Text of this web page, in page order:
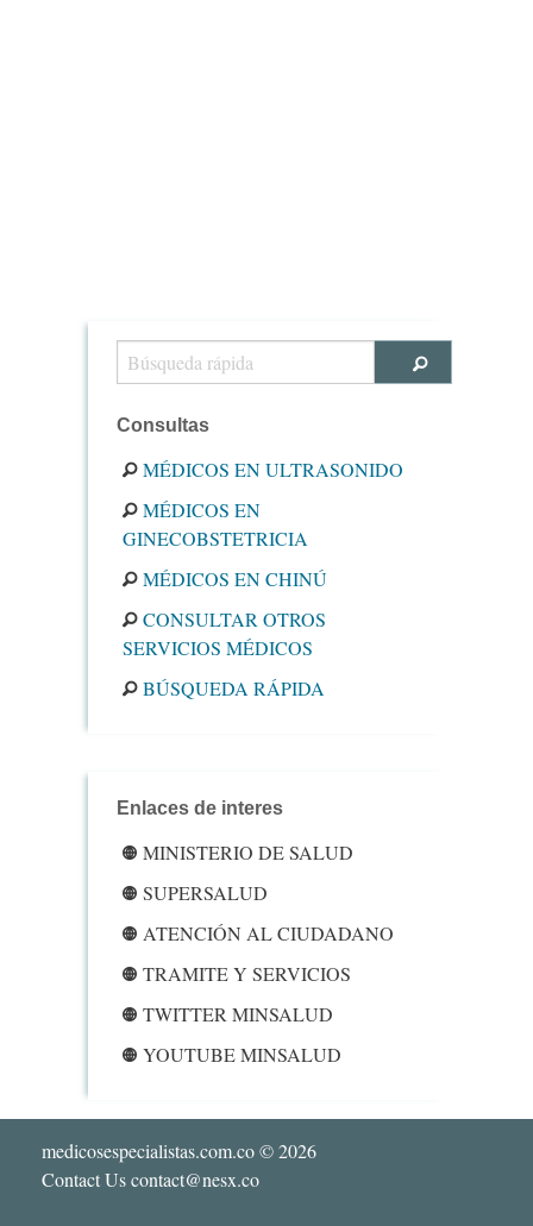
Consultas
MÉDICOS EN ULTRASONIDO
MÉDICOS EN
GINECOBSTETRICIA
MÉDICOS EN CHINÚ
CONSULTAR OTROS
SERVICIOS MÉDICOS
BÚSQUEDA RÁPIDA
Enlaces de interes
MINISTERIO DE SALUD
SUPERSALUD
ATENCIÓN AL CIUDADANO
TRAMITE Y SERVICIOS
TWITTER MINSALUD
YOUTUBE MINSALUD
medicosespecialistas.com.co© 2026
Contact Us contact@nesx.co